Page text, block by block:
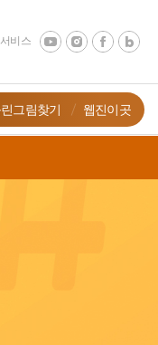
비스
그림찾기 웹진이곳